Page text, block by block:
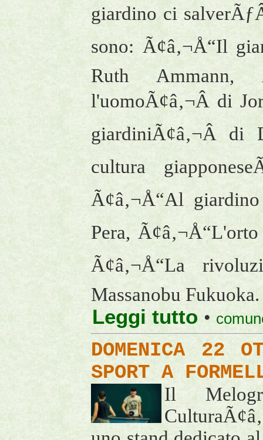
giardino ci
sono: Ã¢â‚¬Å“Il
Ruth Ammann,
l'uomoÃ¢â‚¬Â di
giardiniÃ¢â‚¬Â
cultura
Ã¢â‚¬Å“Al
Pera,
Ã¢â‚¬Å“La
Massanobu Fukuoka.
Leggi tutto •
DOMENICA 22
SPORT A
Il